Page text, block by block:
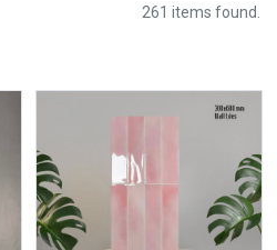
261 items found.